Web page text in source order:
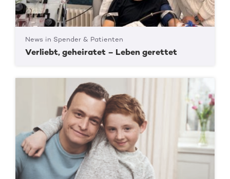
News in Spender & Patienten
Verliebt, geheiratet – Leben gerettet